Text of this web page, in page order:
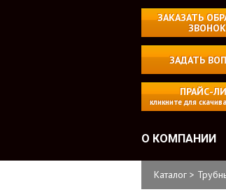
ЗАКАЗАТЬ
ЗВОНОК
ЗАДАТЬ
ПРАЙС-
кликните для
О КОМПАНИИ
Каталог >